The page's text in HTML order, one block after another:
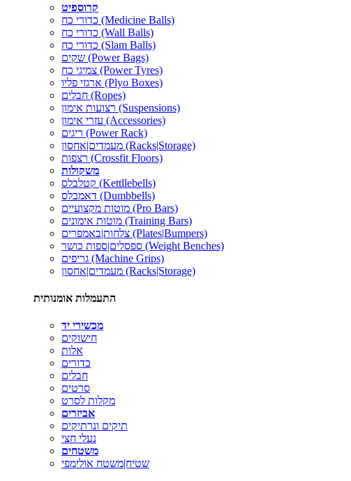
קרוספיט
כדורי כח (Medicine Balls)
כדורי כח (Wall Balls)
כדורי כח (Slam Balls)
שקים (Power Bags)
צמיגי כח (Power Tyres)
ארגזי פליו (Plyo Boxes)
חבלים (Ropes)
רצועות אימון (Suspensions)
עזרי אימון (Accessories)
ריגים (Power Rack)
מעמדים|אחסון (Racks|Storage)
רצפות (Crossfit Floors)
משקולות
קטלבלס (Kettllebells)
דאמבלס (Dumbbells)
מוטות מקצועיים (Pro Bars)
מוטות אימונים (Training Bars)
צלחות|באמפרים (Plates|Bumpers)
ספסלים|ספות כושר (Weight Benches)
גריפים (Machine Grips)
מעמדים|אחסון (Racks|Storage)
התעמלות אומנותית
מכשירי יד
חישוקים
אלות
כדורים
חבלים
סרטים
מקלות לסרט
אביזרים
תיקים ונרתיקים
נעלי חצי
משטחים
שטיח|משטח אולימפי